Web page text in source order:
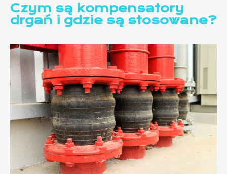
Czym są kompensatory
drgań i gdzie są stosowane?